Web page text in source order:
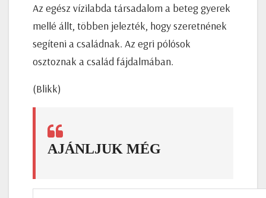
Az egész vízilabda társadalom a beteg gyerek
mellé állt, többen jelezték, hogy szeretnének
segíteni a családnak. Az egri pólósok
osztoznak a család fájdalmában.
(Blikk)
AJÁNLJUK MÉG